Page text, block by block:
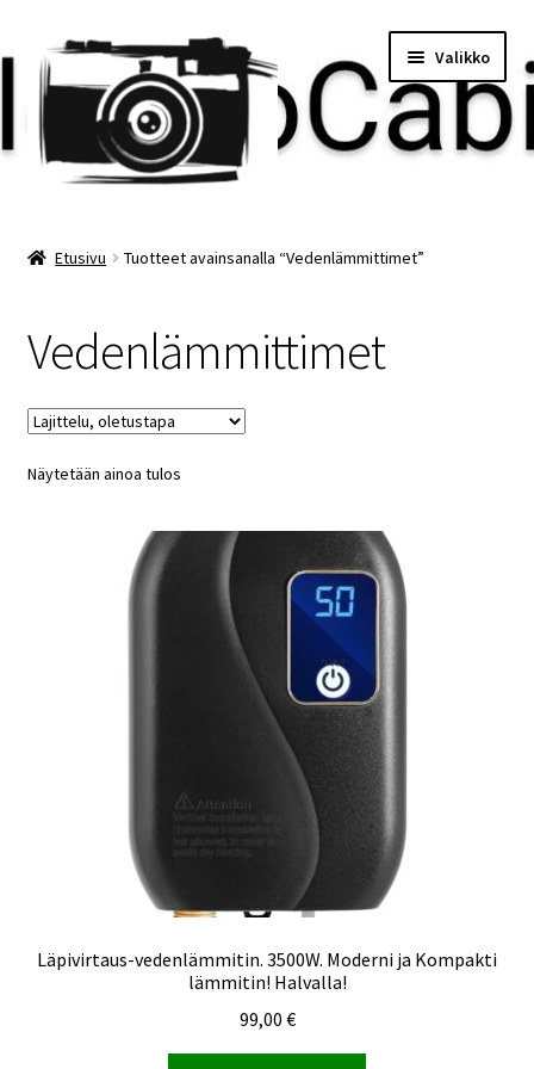
Siirry
navigointiin
Siirry
sisältöön
Valikko
Minun tilini
Ostoskori
Etusivu Tuotteet avainsanalla “Vedenlämmittimet”
Vedenlämmittimet
Näytetään ainoa tulos
Läpivirtaus-vedenlämmitin. 3500W. Moderni ja Kompakti
lämmitin! Halvalla!
99,00 €